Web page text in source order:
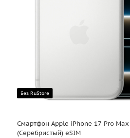
Без RuStore
Смартфон Apple iPhone 17 Pro
(Серебристый) eSIM